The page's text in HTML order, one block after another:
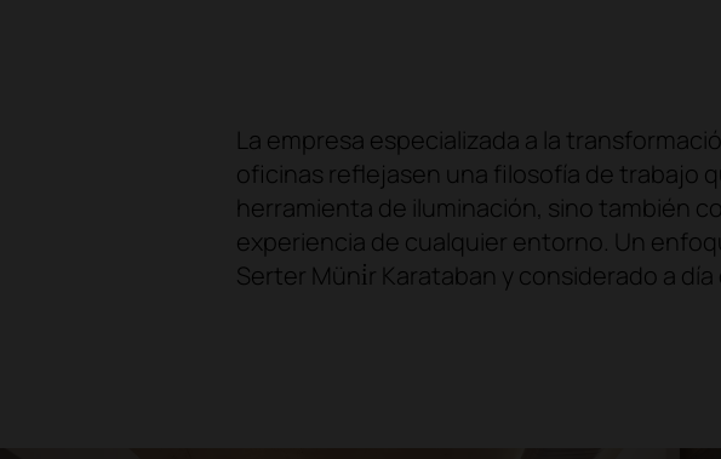
La empresa especializada a la
oficinas reflejasen una filosofía de trabajo
herramienta de iluminación, sino también
experiencia de cualquier entorno. Un
Serter Müni̇r Karataban y considerado a